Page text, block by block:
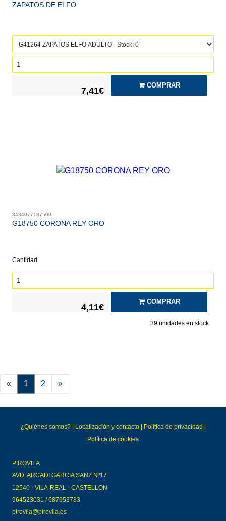
ZAPATOS DE ELFO
7,41€
COMPRAR
8434077187500
G18750 CORONA REY ORO
Cantidad
4,11€
COMPRAR
39unidades en stock
« 1 2 »
¿Quiénes somos?| Localización y contacto| Política de privacidad |
Política de cookies
PIROVILA
AVD. ARCADI GARCIA SANZ Nº17
12540 - VILA-REAL - CASTELLON
964523031 / 687953783
pirovila@pirovila.es